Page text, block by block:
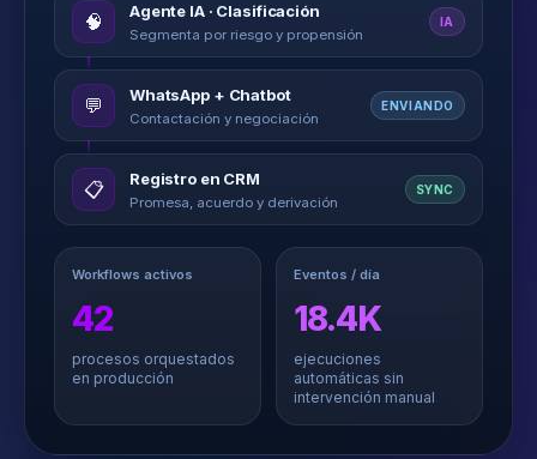
🧠 Agente IA · Clasificación
Segmenta por riesgo y propensión
IA
💬 WhatsApp + Chatbot
Contactación y negociación
ENVIANDO
📋 Registro en CRM
Promesa, acuerdo y derivación
SYNC
Workflows activos
42
procesos orquestados
en producción
Eventos / día
18.4K
ejecuciones
automáticas sin
intervención manual